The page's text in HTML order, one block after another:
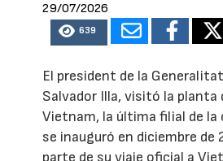
29/07/2026
639
El president de la
Salvador Illa, visitó la planta
Vietnam, la última filial de la
se inauguró en diciembre de
parte de su viaje oficial a